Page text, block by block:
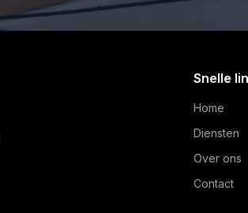
Snelle
Home
Diensten
Over ons
Contact